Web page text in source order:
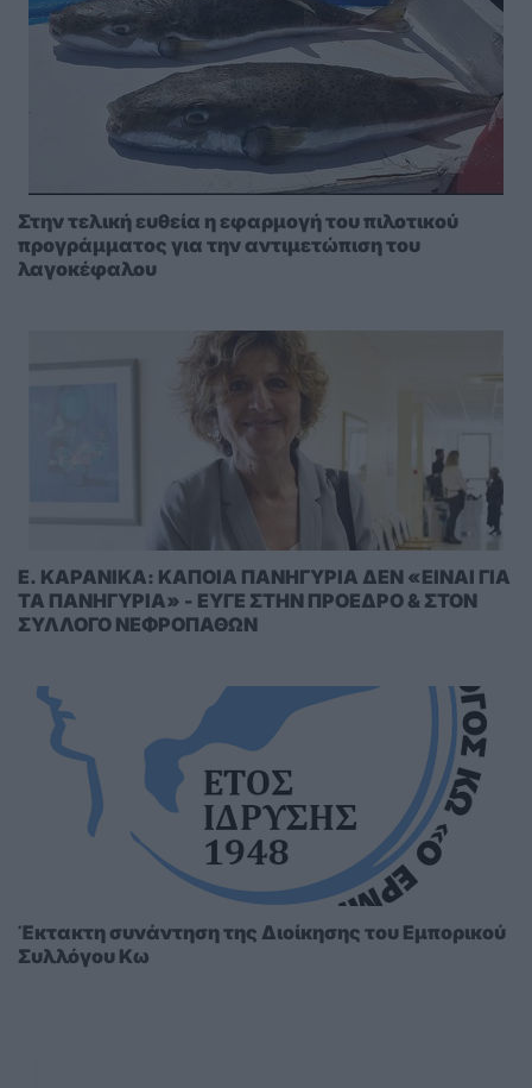
Στην τελική ευθεία η εφαρμογή του πιλοτικού
προγράμματος για την αντιμετώπιση του
λαγοκέφαλου
E. KAΡΑΝΙΚΑ: ΚΑΠΟΙΑ ΠΑΝΗΓΥΡΙΑ ΔΕΝ «ΕΙΝΑΙ ΓΙΑ
ΤΑ ΠΑΝΗΓΥΡΙΑ» - ΕΥΓΕ ΣΤΗΝ ΠΡΟΕΔΡΟ & ΣΤΟΝ
ΣΥΛΛΟΓΟ ΝΕΦΡΟΠΑΘΩΝ
Έκτακτη συνάντηση της Διοίκησης του Εμπορικού
Συλλόγου Κω